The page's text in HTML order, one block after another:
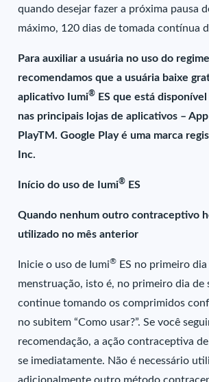
quando desejar fazer a próxima pausa
máximo, 120 dias de tomada contínua
Para auxiliar a usuária no uso do
recomendamos que a usuária baixe
aplicativo Iumi® ES que está
nas principais lojas de aplicativos –
PlayTM. Google Play é uma marca
Inc.
Início do uso de Iumi® ES
Quando nenhum outro contraceptivo
utilizado no mês anterior
Inicie o uso de Iumi® ES no primeiro dia
menstruação, isto é, no primeiro dia de
continue tomando os comprimidos
no subitem “Como usar?”. Se você
recomendação, a ação contraceptiva
se imediatamente. Não é necessário